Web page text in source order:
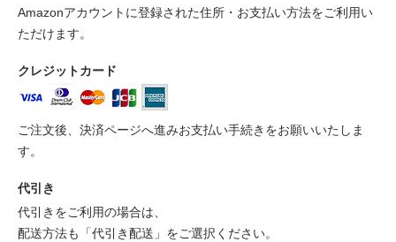
Amazonアカウントに登録された住所・お支払い方法をご利用い
ただけます。
クレジットカード
ご注文後、決済ページへ進みお支払い手続きをお願いいたしま
す。
代引き
代引きをご利用の場合は、
配送方法も「代引き配送」をご選択ください。